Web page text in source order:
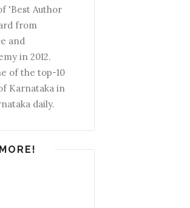
'Best Author
from
and
in 2012.
of the top-10
Karnataka in
daily.